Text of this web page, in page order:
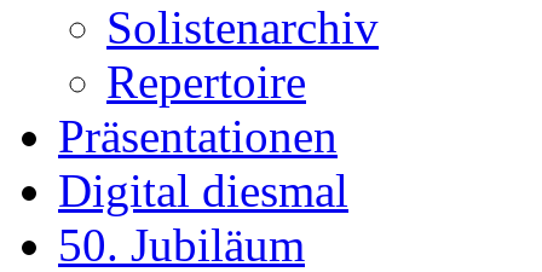
Solistenarchiv
Repertoire
Präsentationen
Digital diesmal
50. Jubiläum